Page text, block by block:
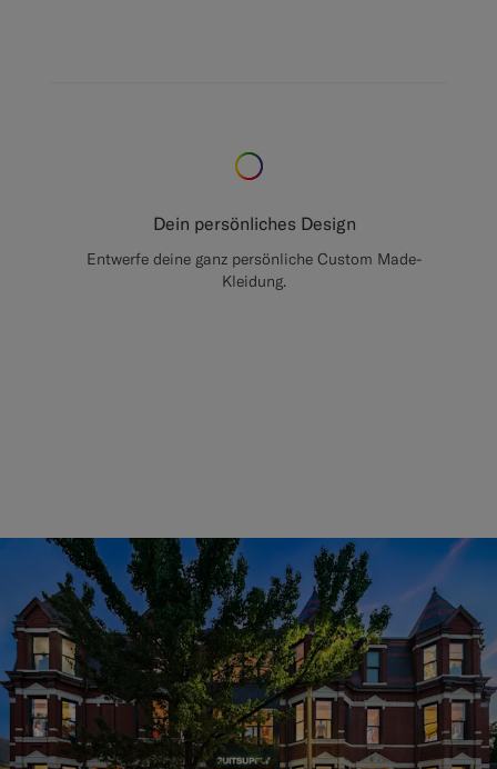
Dein persönliches Design
Entwerfe deine ganz persönliche Custom Made-
Kleidung.